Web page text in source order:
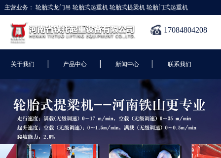
主营业务： 轮胎式龙门吊 轮胎式起重机轮胎式提梁机轮胎门式起重机
17084804208
关于我们 | 产品中心 | 新闻中心 | 联系我们